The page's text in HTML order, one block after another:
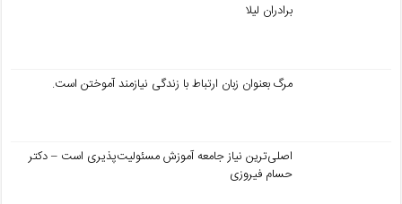
برادران لیلا
مرگ بعنوان زبان ارتباط با زندگی نیازمند آموختن است.
اصلی‌ترین نیاز جامعه آموزش مسئولیت‌پذیری است – دکتر
حسام فیروزی